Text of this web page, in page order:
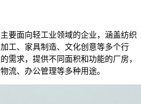
要面向轻工业领域的企业，涵盖纺织
工、家具制造、文化创意等多个行
需求，提供不同面积和功能的厂房，
流、办公管理等多种用途。